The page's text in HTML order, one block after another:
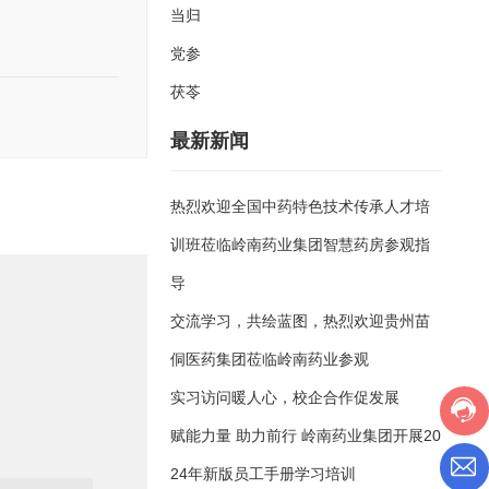
当归
党参
茯苓
最新新闻
热烈欢迎全国中药特色技术传承人才培
训班莅临岭南药业集团智慧药房参观指
导
交流学习，共绘蓝图，热烈欢迎贵州苗
侗医药集团莅临岭南药业参观
实习访问暖人心，校企合作促发展
赋能力量 助力前行 岭南药业集团开展20
24年新版员工手册学习培训